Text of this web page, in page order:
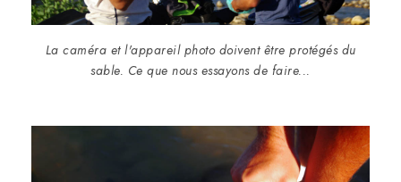
La caméra et l'appareil photo doivent être protégés du
sable. Ce que nous essayons de faire...